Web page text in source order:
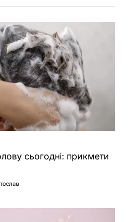
сьогодні: прикмети